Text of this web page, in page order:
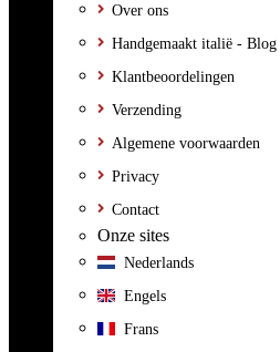
Over ons
Handgemaakt italië - Blog
Klantbeoordelingen
Verzending
Algemene voorwaarden
Privacy
Contact
Onze sites
Nederlands
Engels
Frans